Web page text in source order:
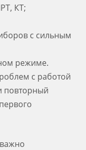
КТ;
с сильным
режиме.
с работой
повторный